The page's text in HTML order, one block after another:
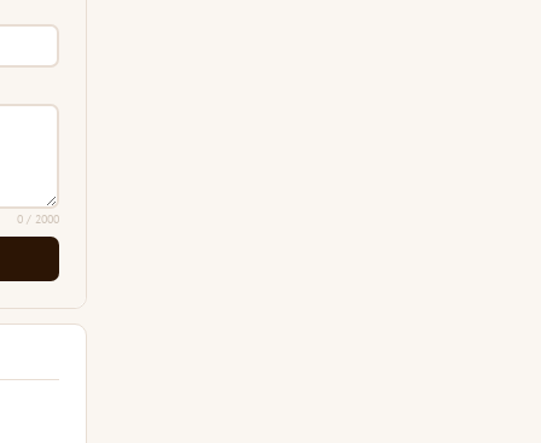
0 / 2000